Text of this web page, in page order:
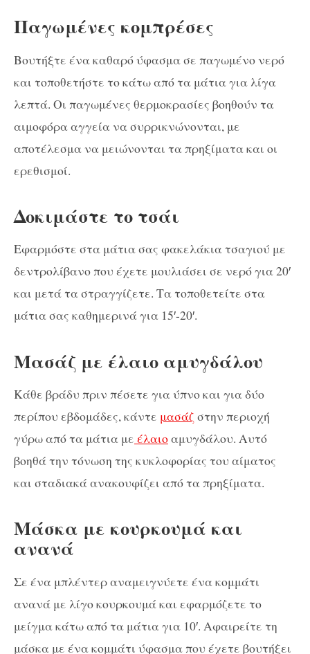
Παγωμένες κομπρέσες
Βουτήξτε ένα καθαρό ύφασμα σε παγωμένο νερό
και τοποθετήστε το κάτω από τα μάτια για λίγα
λεπτά. Οι παγωμένες θερμοκρασίες βοηθούν τα
αιμοφόρα αγγεία να συρρικνώνονται, με
αποτέλεσμα να μειώνονται τα πρηξίματα και οι
ερεθισμοί.
Δοκιμάστε το τσάι
Εφαρμόστε στα μάτια σας φακελάκια τσαγιού με
δεντρολίβανο που έχετε μουλιάσει σε νερό για 20′
και μετά τα στραγγίζετε. Τα τοποθετείτε στα
μάτια σας καθημερινά για 15′-20′.
Μασάζ με έλαιο αμυγδάλου
Κάθε βράδυ πριν πέσετε για ύπνο και για δύο
περίπου εβδομάδες, κάντε μασάζ στην περιοχή
γύρω από τα μάτια με έλαιοαμυγδάλου. Αυτό
βοηθά την τόνωση της κυκλοφορίας του αίματος
και σταδιακά ανακουφίζει από τα πρηξίματα.
Μάσκα με κουρκουμά και
ανανά
Σε ένα μπλέντερ αναμειγνύετε ένα κομμάτι
ανανά με λίγο κουρκουμά και εφαρμόζετε το
μείγμα κάτω από τα μάτια για 10′. Αφαιρείτε τη
μάσκα με ένα κομμάτι ύφασμα που έχετε βουτήξει